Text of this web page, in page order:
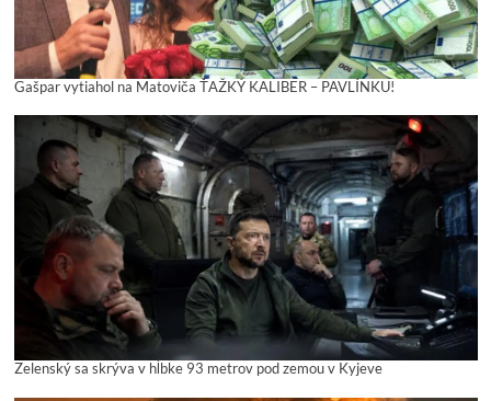
Gašpar vytiahol na Matoviča ŤAŽKÝ KALIBER – PAVLÍNKU!
Zelenský sa skrýva v hĺbke 93 metrov pod zemou v Kyjeve